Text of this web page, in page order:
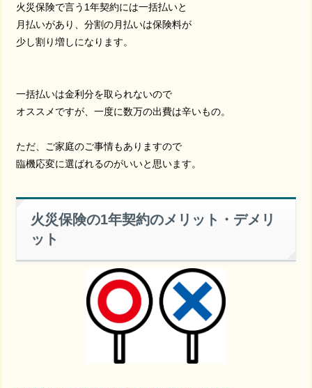
火災保険で言う1年契約には一括払いと
月払いがあり、分割の月払いは保険料が
少し割り増しになります。
一括払いは金利分を取られないので
オススメですが、一度に数万の出費は辛いもの。
ただ、ご家庭のご事情もありますので
臨機応変に選ばれるのがいいと思います。
火災保険の1年契約のメリット・デメリ
ット